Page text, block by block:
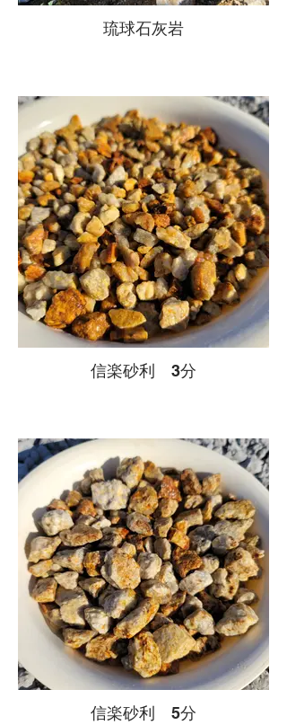
琉球石灰岩
信楽砂利 3分
信楽砂利 5分